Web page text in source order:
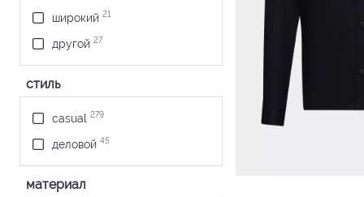
широкий 21
другой 27
стиль
casual 279
деловой 45
материал